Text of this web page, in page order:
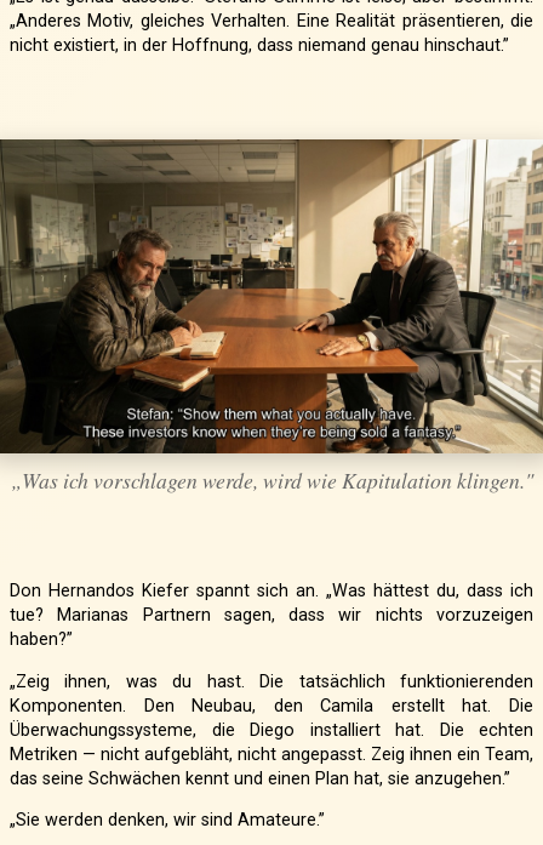
„Anderes Motiv, gleiches Verhalten. Eine Realität präsentieren, die
nicht existiert, in der Hoffnung, dass niemand genau hinschaut.”
„Was ich vorschlagen werde, wird wie Kapitulation klingen."
Don Hernandos Kiefer spannt sich an. „Was hättest du, dass ich
tue? Marianas Partnern sagen, dass wir nichts vorzuzeigen
haben?”
„Zeig ihnen, was du hast. Die tatsächlich funktionierenden
Komponenten. Den Neubau, den Camila erstellt hat. Die
Überwachungssysteme, die Diego installiert hat. Die echten
Metriken — nicht aufgebläht, nicht angepasst. Zeig ihnen ein Team,
das seine Schwächen kennt und einen Plan hat, sie anzugehen.”
„Sie werden denken, wir sind Amateure.”